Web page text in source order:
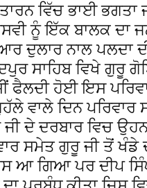
ਵਿੱਚ ਭਾਈ ਭਗਤਾ
ਨੂੰ ਇੱਕ ਬਾਲਕ ਦਾ
ਦੁਲਾਰ ਨਾਲ ਪਲਦਾ
ਸਾਹਿਬ ਵਿਖੇ ਗੁਰੂ
ਫੈਲਦੀ ਹੋਈ ਇਸ
ਵਾਲੇ ਦਿਨ ਪਰਿਵਾਰ
ਦੇ ਦਰਬਾਰ ਵਿਚ
ਸਮੇਤ ਗੁਰੂ ਜੀ ਤੋਂ ਖੰਡੇ
ਆ ਗਿਆ ਪਰ ਦੀਪ